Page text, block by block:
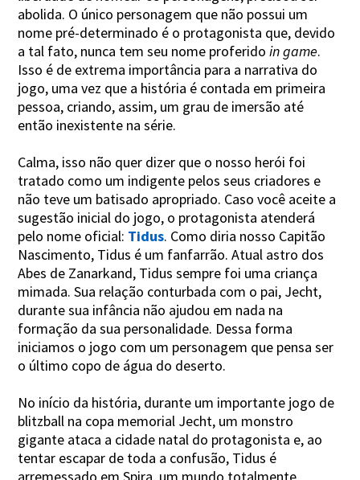
abolida. O único personagem que não possui um
nome pré-determinado é o protagonista que, devido
a tal fato, nunca tem seu nome proferidoin game.
Isso é de extrema importância para a narrativa do
jogo, uma vez que a história é contada em primeira
pessoa, criando, assim, um grau de imersão até
então inexistente na série.
Calma, isso não quer dizer que o nosso herói foi
tratado como um indigente pelos seus criadores e
não teve um batisado apropriado. Caso você aceite a
sugestão inicial do jogo, o protagonista atenderá
pelo nome oficial: Tidus. Como diria nosso Capitão
Nascimento, Tidus é um fanfarrão. Atual astro dos
Abes de Zanarkand, Tidus sempre foi uma criança
mimada. Sua relação conturbada com o pai, Jecht,
durante sua infância não ajudou em nada na
formação da sua personalidade. Dessa forma
iniciamos o jogo com um personagem que pensa ser
o último copo de água do deserto.
No início da história, durante um importante jogo de
blitzball na copa memorial Jecht, um monstro
gigante ataca a cidade natal do protagonista e, ao
tentar escapar de toda a confusão, Tidus é